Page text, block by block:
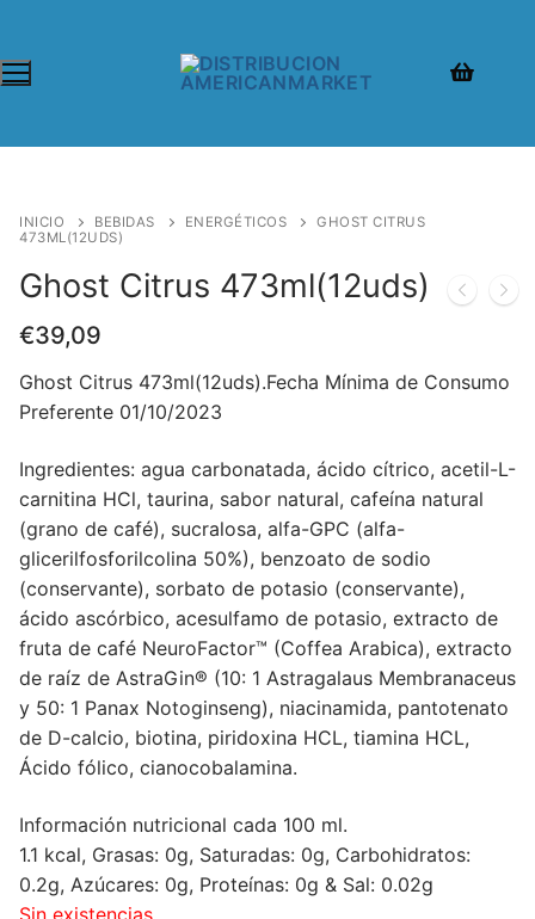
INICIO BEBIDAS ENERGÉTICOS
GHOST CITRUS
473ML(12UDS)
Ghost Citrus 473ml(12uds)
€39,09
Ghost Citrus 473ml(12uds).Fecha Mínima de Consumo
Preferente 01/10/2023
Ingredientes: agua carbonatada, ácido cítrico, acetil-L-
carnitina HCl, taurina, sabor natural, cafeína natural
(grano de café), sucralosa, alfa-GPC (alfa-
glicerilfosforilcolina 50%), benzoato de sodio
(conservante), sorbato de potasio (conservante),
ácido ascórbico, acesulfamo de potasio, extracto de
fruta de café NeuroFactor™ (Coffea Arabica), extracto
de raíz de AstraGin® (10: 1 Astragalaus Membranaceus
y 50: 1 Panax Notoginseng), niacinamida, pantotenato
de D-calcio, biotina, piridoxina HCL, tiamina HCL,
Ácido fólico, cianocobalamina.
Información nutricional cada 100 ml.
1.1 kcal, Grasas: 0g, Saturadas: 0g, Carbohidratos:
0.2g, Azúcares: 0g, Proteínas: 0g & Sal: 0.02g
Sin existencias